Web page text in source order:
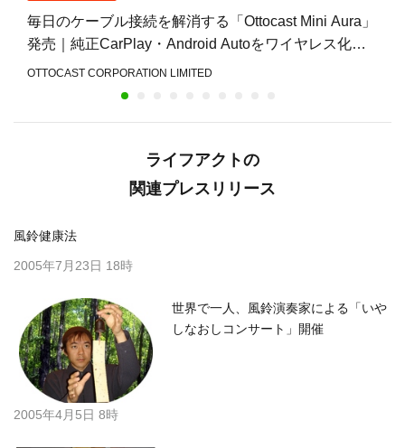
毎日のケーブル接続を解消する「Ottocast Mini Aura」
発売｜純正CarPlay・Android Autoをワイヤレス化
し、乗車後すぐ使える快適な車
OTTOCAST CORPORATION LIMITED
ライフアクトの
関連プレスリリース
風鈴健康法
2005年7月23日 18時
世界で一人、風鈴演奏家による「いや
しなおしコンサート」開催
2005年4月5日 8時